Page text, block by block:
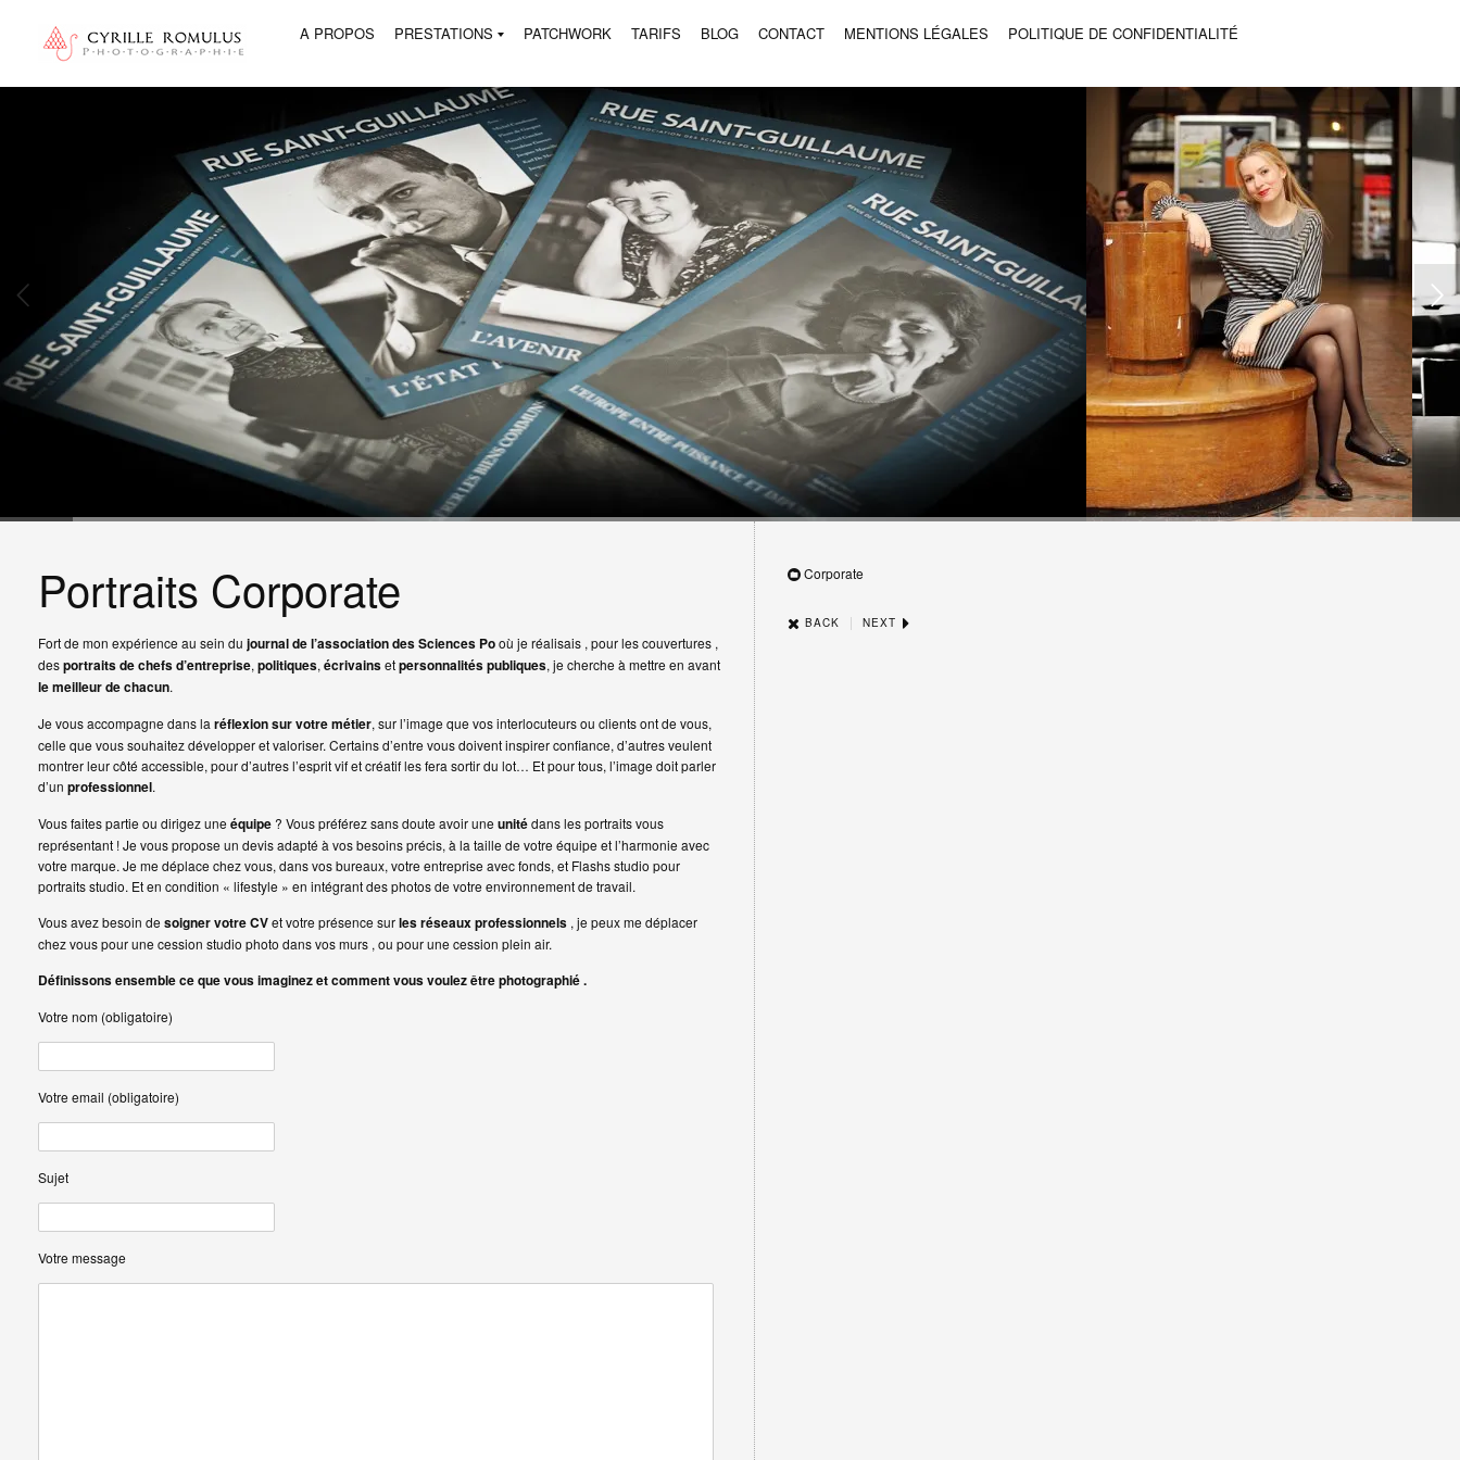
A PROPOS PRESTATIONS PATCHWORK TARIFS BLOG CONTACT MENTIONS LÉGALES POLITIQUE DE CONFIDENTIALITÉ
Portraits Corporate
Fort de mon expérience au sein du journal de l’association des Sciences Pooù je réalisais , pour les couvertures ,
desportraitsdechefs d’entreprise, politiques, écrivainsetpersonnalitéspubliques, je cherche à mettre en avant
le meilleur de chacun.
Je vous accompagne dans la réflexion sur votre métier, sur l’image que vos interlocuteurs ou clients ont de vous,
celle que vous souhaitez développer et valoriser. Certains d’entre vous doivent inspirer confiance, d’autres veulent
montrer leur côté accessible, pour d’autres l’esprit vif et créatif les fera sortir du lot… Et pour tous, l’image doit parler
d’un professionnel.
Vous faites partie ou dirigez une équipe ? Vous préférez sans doute avoir une unitédans les portraits vous
représentant ! Je vous propose un devis adapté à vos besoins précis, à la taille de votre équipe et l’harmonie avec
votre marque. Je me déplace chez vous, dans vos bureaux, votre entreprise avec fonds, et Flashs studio pour
portraits studio. Et en condition « lifestyle » en intégrant des photos de votre environnement de travail.
Vous avez besoin de soigner votre CVet votre présence surles réseaux professionnels , je peux me déplacer
chez vous pour une cession studio photo dans vos murs , ou pour une cession plein air.
Définissons ensemble ce que vous imaginez et comment vous voulez être photographié .
Votre nom (obligatoire)
Votre email (obligatoire)
Sujet
Votre message
Corporate
BACK | NEXT